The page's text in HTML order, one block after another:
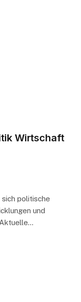
Wirtschaft
sich politische
und